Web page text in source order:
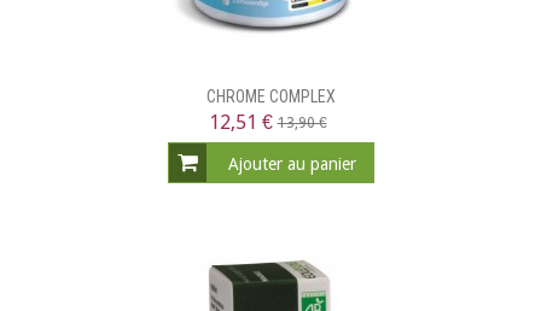
CHROME COMPLEX
12,51 €13,90 €
Ajouter au panier